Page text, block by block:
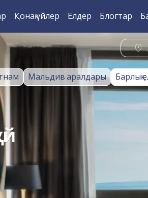
Қонақ үйлер Елдер Блогтар
Мальдив аралдары Барлық